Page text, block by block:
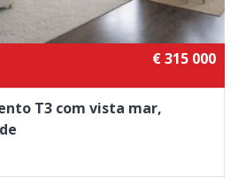
€ 315 000
T3 com vista mar,